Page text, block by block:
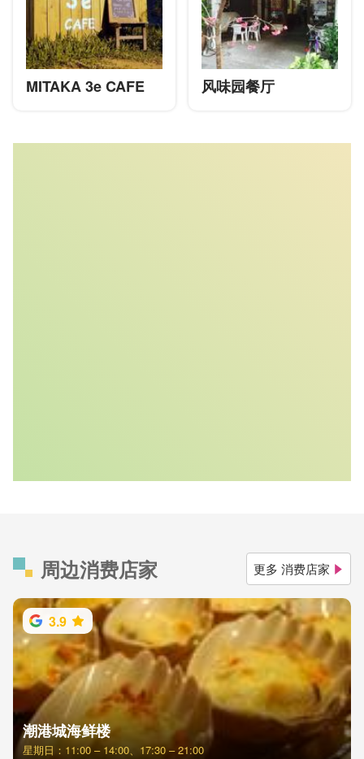
MITAKA 3e CAFE 风味园餐厅
周边消费店家 更多 消费店家
3.9
潮港城海鲜楼
星期日：11:00 – 14:00、17:30 – 21:00